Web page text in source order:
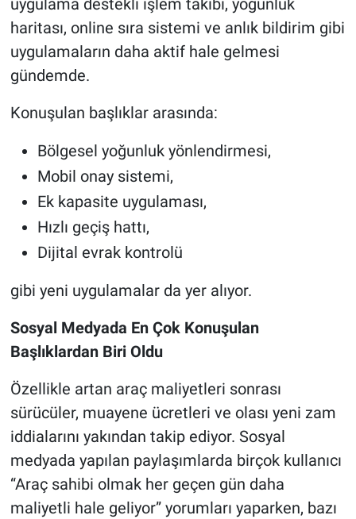
uygulama destekli işlem takibi, yoğunluk
haritası, online sıra sistemi ve anlık bildirim gibi
uygulamaların daha aktif hale gelmesi
gündemde.
Konuşulan başlıklar arasında:
Bölgesel yoğunluk yönlendirmesi,
Mobil onay sistemi,
Ek kapasite uygulaması,
Hızlı geçiş hattı,
Dijital evrak kontrolü
gibi yeni uygulamalar da yer alıyor.
Sosyal Medyada En Çok Konuşulan
Başlıklardan Biri Oldu
Özellikle artan araç maliyetleri sonrası
sürücüler, muayene ücretleri ve olası yeni zam
iddialarını yakından takip ediyor. Sosyal
medyada yapılan paylaşımlarda birçok kullanıcı
“Araç sahibi olmak her geçen gün daha
maliyetli hale geliyor” yorumları yaparken, bazı